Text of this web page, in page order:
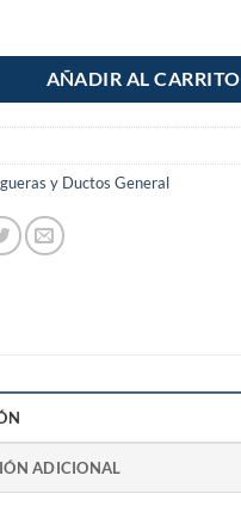
AÑADIR AL CARRITO
y Ductos General
ADICIONAL